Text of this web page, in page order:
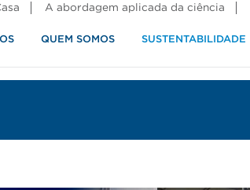
A abordagem aplicada da ciência
QUEM SOMOS SUSTENTABILIDADE